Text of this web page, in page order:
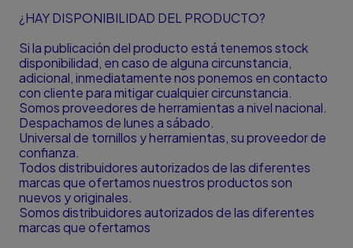
¿HAY DISPONIBILIDAD DEL PRODUCTO?
Si la publicación del producto está tenemos stock
disponibilidad, en caso de alguna circunstancia,
adicional, inmediatamente nos ponemos en contacto
con cliente para mitigar cualquier circunstancia.
Somos proveedores de herramientas a nivel nacional.
Despachamos de lunes a sábado.
Universal de tornillos y herramientas, su proveedor de
confianza.
Todos distribuidores autorizados de las diferentes
marcas que ofertamos nuestros productos son
nuevos y originales.
Somos distribuidores autorizados de las diferentes
marcas que ofertamos